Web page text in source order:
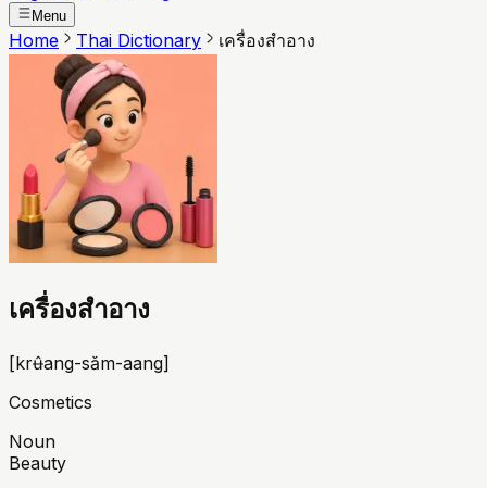
Menu
Home Thai Dictionary เครื่องสำอาง
เครื่องสำอาง
[krʉ̂ang-sǎm-aang]
Cosmetics
Noun
Beauty